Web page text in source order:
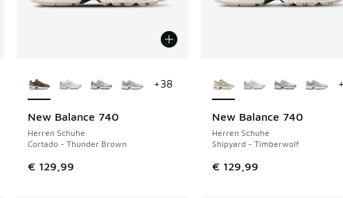
New Balance 740
Herren Schuhe
Cortado - Thunder Brown
€ 129,99
+38
New Balance 740
Herren Schuhe
Shipyard - Timberwolf
€ 129,99
+